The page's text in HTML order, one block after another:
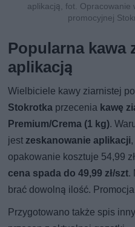
aplikacją, fot. Opracowanie
promocyjnej
Popularna kawa
aplikacją
Wielbiciele kawy ziarnistej
Stokrotka przecenia kawę
Premium/Crema (1 kg).
jest zeskanowanie aplikacji
opakowanie kosztuje 54,99
cena spada do 49,99 zł/szt.
brać dowolną ilość.
Przygotowano także spis